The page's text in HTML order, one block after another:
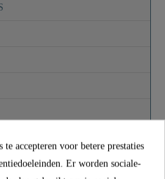
accepteren voor betere prestaties
Er worden sociale-